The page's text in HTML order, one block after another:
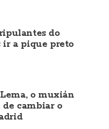
do
ir a pique preto
o muxián
de cambiar o